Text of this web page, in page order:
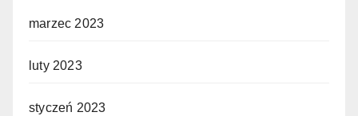
marzec 2023
luty 2023
styczeń 2023